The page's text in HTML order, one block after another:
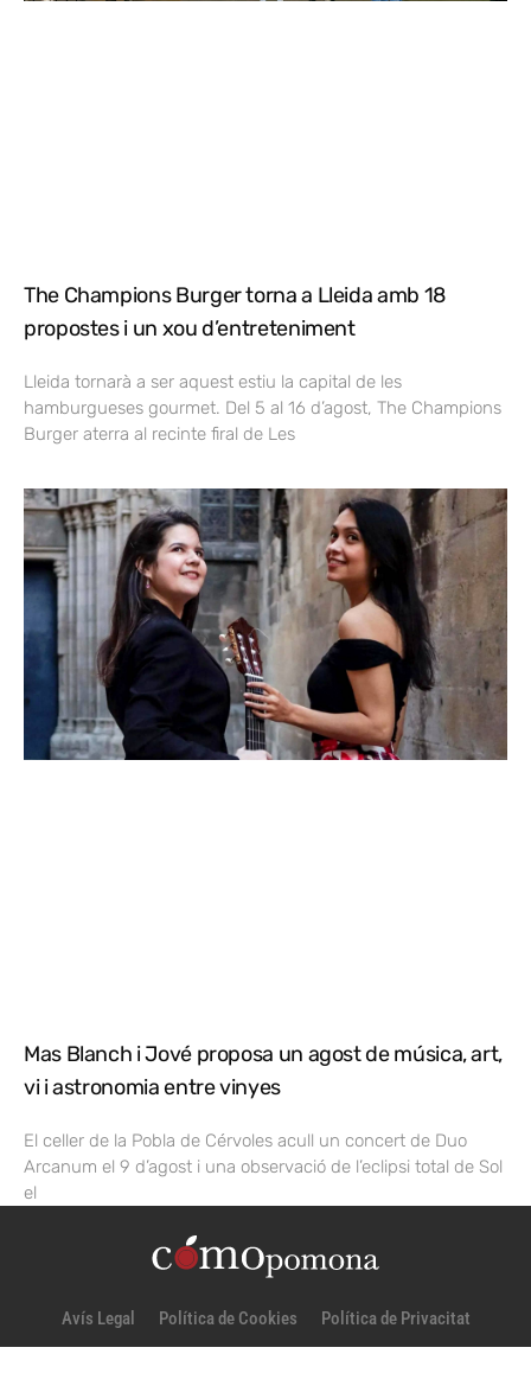
The Champions Burger torna a Lleida amb 18
propostes i un xou d’entreteniment
Lleida tornarà a ser aquest estiu la capital de les
hamburgueses gourmet. Del 5 al 16 d’agost, The Champions
Burger aterra al recinte firal de Les
Mas Blanch i Jové proposa un agost de música, art,
vi i astronomia entre vinyes
El celler de la Pobla de Cérvoles acull un concert de Duo
Arcanum el 9 d’agost i una observació de l’eclipsi total de Sol
el
Avís Legal Política de Cookies Política de Privacitat